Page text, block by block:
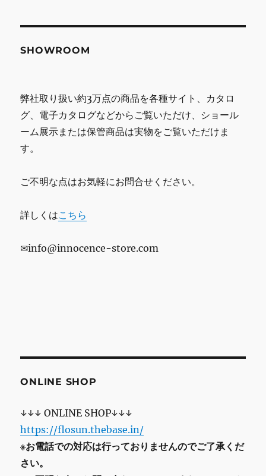
SHOWROOM
弊社取り扱い約3万点の商品を各種サイト、カタロ
グ、電子カタログなどからご覧いただけ、ショール
ーム展示または保管商品は実物をご覧いただけま
す。
ご不明な点はお気軽にお問合せください。
詳しくはこちら
✉info@innocence-store.com
ONLINE SHOP
↓↓↓ ONLINE SHOP↓↓↓
https://flosun.thebase.in/
※お電話での対応は行っておりませんのでご了承くだ
さい。